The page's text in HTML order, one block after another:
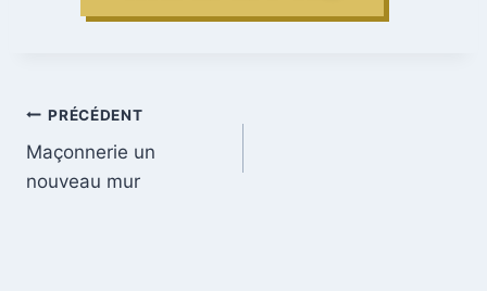
PRÉCÉDENT
Maçonnerie un
nouveau mur